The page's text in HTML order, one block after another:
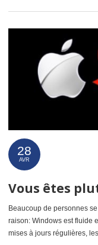
28
AVR
Vous êtes
Beaucoup de personnes
raison: Windows est fluide
mises à jours régulières,